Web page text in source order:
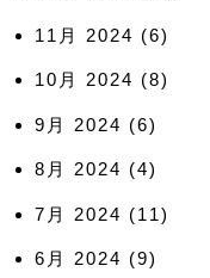
11月 2024 (6)
10月 2024 (8)
9月 2024 (6)
8月 2024 (4)
7月 2024 (11)
6月 2024 (9)